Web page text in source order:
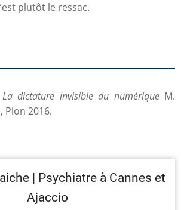
plutôt le ressac.
La dictature invisible du numériqueM.
Plon 2016.
| Psychiatre à Cannes et
Ajaccio